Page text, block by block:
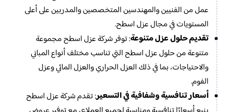
عمل من الفنيين والمهندسين المتخصصين والمدربين على أعلى
المستويات في مجال عزل اسطح.
تقديم حلول عزل متنوعة: توفر شركة عزل اسطح مجموعة
متنوعة من حلول عزل اسطح التي تناسب مختلف أنواع المباني
والاحتياجات، بما في ذلك العزل الحراري والعزل المائي وعزل
الفوم.
أسعار تنافسية وشفافية في التسعير: تقدم شركة عزل اسطح